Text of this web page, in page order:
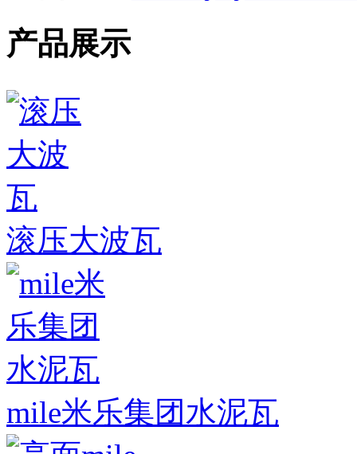
产品展示
滚压大波瓦
mile米乐集团水泥瓦